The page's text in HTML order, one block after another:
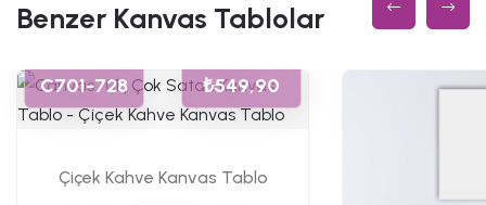
Benzer Kanvas Tablolar
C701-728 ₺549,90
Çiçek Kahve Kanvas Tablo